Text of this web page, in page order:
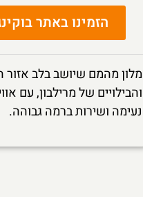
הזמינו באתר
מלון מהמם שיושב בלב אזור
והבילויים של מרילבון, עם
נעימה ושירות ברמה גבוהה.